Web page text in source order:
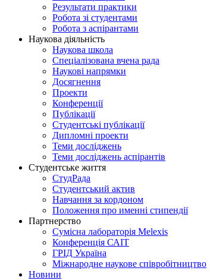
Результати практики
Робота зі студентами
Робота з аспірантами
Наукова діяльність
Наукова школа
Спеціалізована вчена рада
Наукові напрямки
Досягнення
Проекти
Конференції
Публікації
Студентські публікації
Дипломні проекти
Теми досліджень
Теми досліджень аспірантів
Студентське життя
СтудРада
Студентський актив
Навчання за кордоном
Положення про именні стипендії
Партнерство
Сумісна лабораторія Melexis
Конференція САІТ
ГРІД Україна
Міжнародне наукове співробітництво
Новини